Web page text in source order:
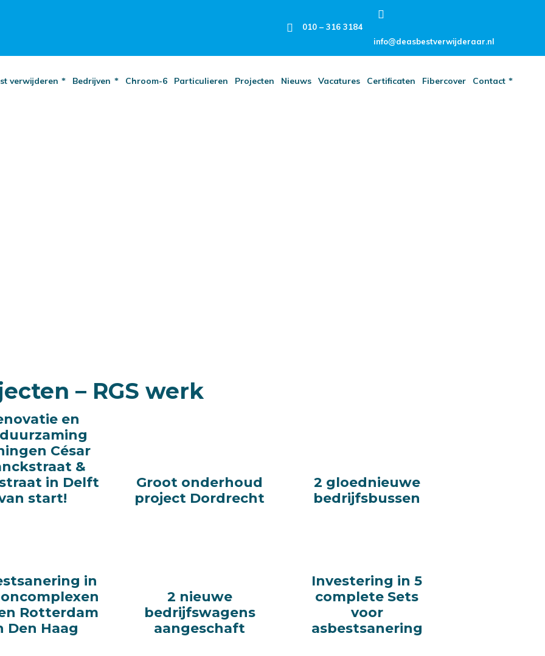
010 – 316 3184
info@deasbestverwijderaar.nl
verwijderen Bedrijven Chroom-6 Particulieren Projecten Nieuws Vacatures Certificaten Fibercover Contact
– RGS werk
en
César
&
in Delft
start!
en
César
&
in Delft
start!
Groot onderhoud
project Dordrecht
Groot onderhoud
project Dordrecht
2 gloednieuwe
bedrijfsbussen
2 gloednieuwe
bedrijfsbussen
in
Rotterdam
Den Haag
in
Rotterdam
Den Haag
2 nieuwe
bedrijfswagens
aangeschaft
2 nieuwe
bedrijfswagens
aangeschaft
Investering in 5
complete Sets
voor
asbestsanering
Investering in 5
complete Sets
voor
asbestsanering